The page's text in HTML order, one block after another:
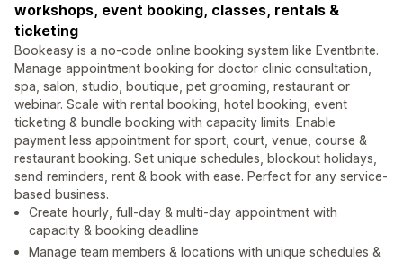
workshops, event booking, classes, rentals &
ticketing
Bookeasy is a no-code online booking system like Eventbrite.
Manage appointment booking for doctor clinic consultation,
spa, salon, studio, boutique, pet grooming, restaurant or
webinar. Scale with rental booking, hotel booking, event
ticketing & bundle booking with capacity limits. Enable
payment less appointment for sport, court, venue, course &
restaurant booking. Set unique schedules, blockout holidays,
send reminders, rent & book with ease. Perfect for any service-
based business.
Create hourly, full-day & multi-day appointment with
capacity & booking deadline
Manage team members & locations with unique schedules &